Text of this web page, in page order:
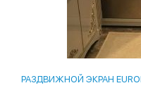
РАЗДВИЖНОЙ ЭКРАН